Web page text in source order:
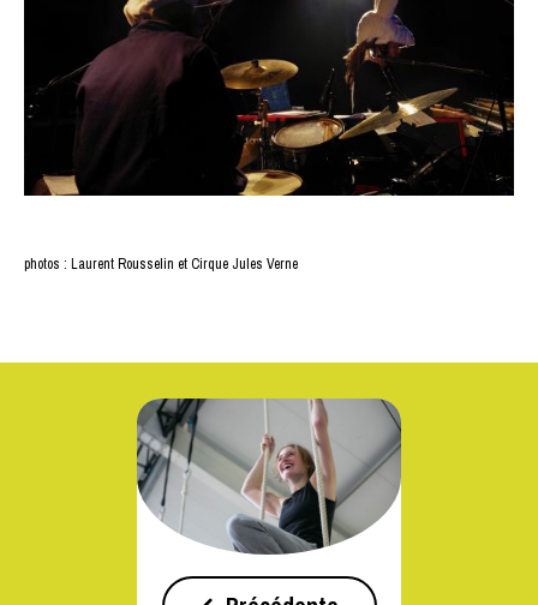
photos : Laurent Rousselin et Cirque Jules Verne